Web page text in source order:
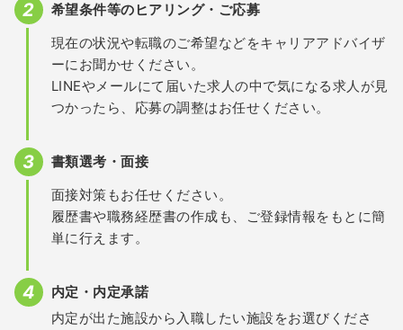
希望条件等のヒアリング・ご応募
現在の状況や転職のご希望などをキャリアアドバイザ
ーにお聞かせください。
LINEやメールにて届いた求人の中で気になる求人が見
つかったら、応募の調整はお任せください。
書類選考・面接
面接対策もお任せください。
履歴書や職務経歴書の作成も、ご登録情報をもとに簡
単に行えます。
内定・内定承諾
内定が出た施設から入職したい施設をお選びくださ